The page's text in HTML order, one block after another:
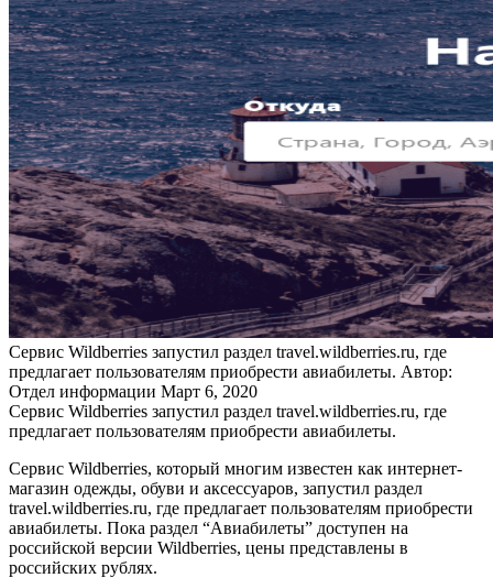
Сервис Wildberries запустил раздел travel.wildberries.ru, где
предлагает пользователям приобрести авиабилеты. Автор:
Отдел информации Март 6, 2020
Сервис Wildberries запустил раздел travel.wildberries.ru, где
предлагает пользователям приобрести авиабилеты.
Сервис Wildberries, который многим известен как интернет-
магазин одежды, обуви и аксессуаров, запустил раздел
travel.wildberries.ru, где предлагает пользователям приобрести
авиабилеты. Пока раздел “Авиабилеты” доступен на
российской версии Wildberries, цены представлены в
российских рублях.